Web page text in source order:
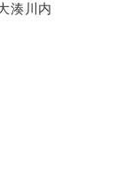
湊川内